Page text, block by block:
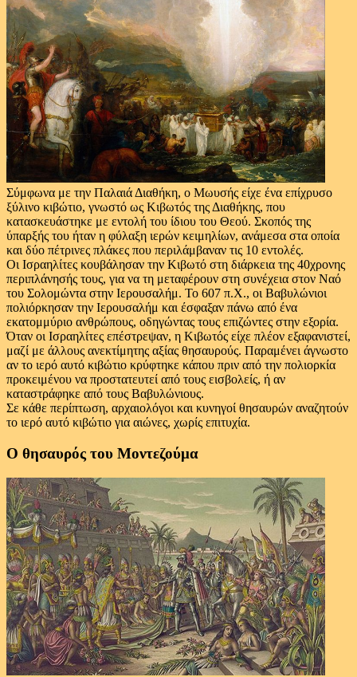
Σύμφωνα με την Παλαιά Διαθήκη, ο Μωυσής είχε ένα επίχρυσο
ξύλινο κιβώτιο, γνωστό ως Κιβωτός της Διαθήκης, που
κατασκευάστηκε με εντολή του ίδιου του Θεού. Σκοπός της
ύπαρξής του ήταν η φύλαξη ιερών κειμηλίων, ανάμεσα στα οποία
και δύο πέτρινες πλάκες που περιλάμβαναν τις 10 εντολές.
Οι Ισραηλίτες κουβάλησαν την Κιβωτό στη διάρκεια της 40χρονης
περιπλάνησής τους, για να τη μεταφέρουν στη συνέχεια στον Ναό
του Σολομώντα στην Ιερουσαλήμ. Το 607 π.Χ., οι Βαβυλώνιοι
πολιόρκησαν την Ιερουσαλήμ και έσφαξαν πάνω από ένα
εκατομμύριο ανθρώπους, οδηγώντας τους επιζώντες στην εξορία.
Όταν οι Ισραηλίτες επέστρεψαν, η Κιβωτός είχε πλέον εξαφανιστεί,
μαζί με άλλους ανεκτίμητης αξίας θησαυρούς. Παραμένει άγνωστο
αν το ιερό αυτό κιβώτιο κρύφτηκε κάπου πριν από την πολιορκία
προκειμένου να προστατευτεί από τους εισβολείς, ή αν
καταστράφηκε από τους Βαβυλώνιους.
Σε κάθε περίπτωση, αρχαιολόγοι και κυνηγοί θησαυρών αναζητούν
το ιερό αυτό κιβώτιο για αιώνες, χωρίς επιτυχία.
Ο θησαυρός του Μοντεζούμα